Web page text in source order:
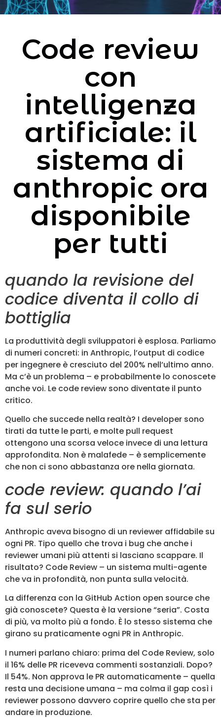
Code review
con
intelligenza
artificiale: il
sistema di
anthropic ora
disponibile
per tutti
quando la revisione del
codice diventa il collo di
bottiglia
La produttività degli sviluppatori è esplosa. Parliamo
di numeri concreti: in Anthropic, l’output di codice
per ingegnere è cresciuto del 200% nell’ultimo anno.
Ma c’è un problema – e probabilmente lo conoscete
anche voi. Le code review sono diventate il punto
critico.
Quello che succede nella realtà? I developer sono
tirati da tutte le parti, e molte pull request
ottengono una scorsa veloce invece di una lettura
approfondita. Non è malafede – è semplicemente
che non ci sono abbastanza ore nella giornata.
code review: quando l’ai
fa sul serio
Anthropic aveva bisogno di un reviewer affidabile su
ogni PR. Tipo quello che trova i bug che anche i
reviewer umani più attenti si lasciano scappare. Il
risultato? Code Review – un sistema multi-agente
che va in profondità, non punta sulla velocità.
La differenza con la GitHub Action open source che
già conoscete? Questa è la versione “seria”. Costa
di più, va molto più a fondo. È lo stesso sistema che
girano su praticamente ogni PR in Anthropic.
I numeri parlano chiaro: prima del Code Review, solo
il 16% delle PR riceveva commenti sostanziali. Dopo?
Il 54%. Non approva le PR automaticamente – quella
resta una decisione umana – ma colma il gap così i
reviewer possono davvero coprire quello che sta per
andare in produzione.